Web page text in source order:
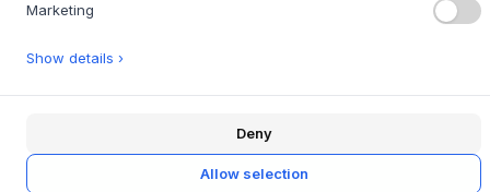
calma e terrena all'ambiente.
è anche adatto per fiori recisi freschi o composizioni
Posizionalo insieme a mobili in legno o ferro per creare un
equilibrio armonioso tra il grezzo e il raffinato, sia che
l'arredamento sia naturale o moderno. Invita a un gioco
Marketing
Show details ›
Deny
Allow selection